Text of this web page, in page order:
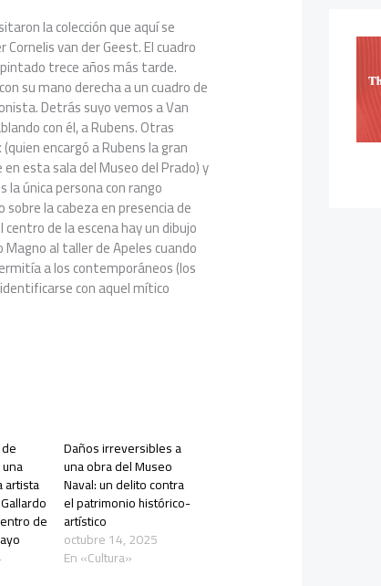
la colección que aquí se
van der Geest. El cuadro
trece años más tarde.
su mano derecha a un cuadro de
Detrás suyo vemos a Van
con él, a Rubens. Otras
encargó a Rubens la gran
esta sala del Museo del Prado) y
la única persona con rango
la cabeza en presencia de
de la escena hay un dibujo
al taller de Apeles cuando
a los contemporáneos (los
con aquel mítico
artista
de
Daños irreversibles a
una obra del Museo
Naval: un delito contra
el patrimonio histórico-
artístico
octubre 14, 2025
En «Cultura»